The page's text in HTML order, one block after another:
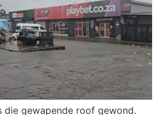
die gewapende roof gewond.